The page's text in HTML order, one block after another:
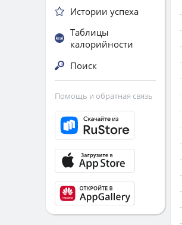
Истории успеха
Таблицы
калорийности
Поиск
Помощь и обратная связь